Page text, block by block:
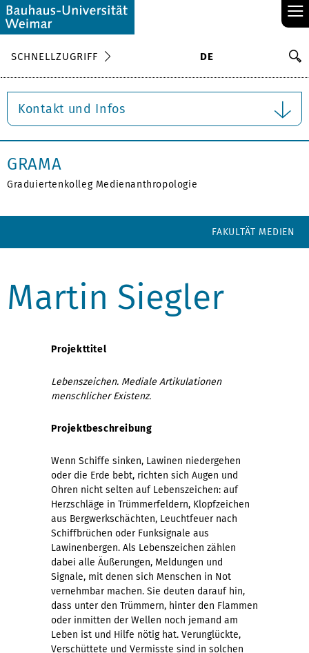
≡
SCHNELLZUGRIFF DE
Kontakt und Infos
GRAMA
Graduiertenkolleg Medienanthropologie
FAKULTÄT MEDIEN
Martin Siegler
Projekttitel
Lebenszeichen. Mediale Artikulationen
menschlicher Existenz.
Projektbeschreibung
Wenn Schiffe sinken, Lawinen niedergehen
oder die Erde bebt, richten sich Augen und
Ohren nicht selten auf Lebenszeichen: auf
Herzschläge in Trümmerfeldern, Klopfzeichen
aus Bergwerkschächten, Leuchtfeuer nach
Schiffbrüchen oder Funksignale aus
Lawinenbergen. Als Lebenszeichen zählen
dabei alle Äußerungen, Meldungen und
Signale, mit denen sich Menschen in Not
vernehmbar machen. Sie deuten darauf hin,
dass unter den Trümmern, hinter den Flammen
oder inmitten der Wellen noch jemand am
Leben ist und Hilfe nötig hat. Verunglückte,
Verschüttete und Vermisste sind in solchen